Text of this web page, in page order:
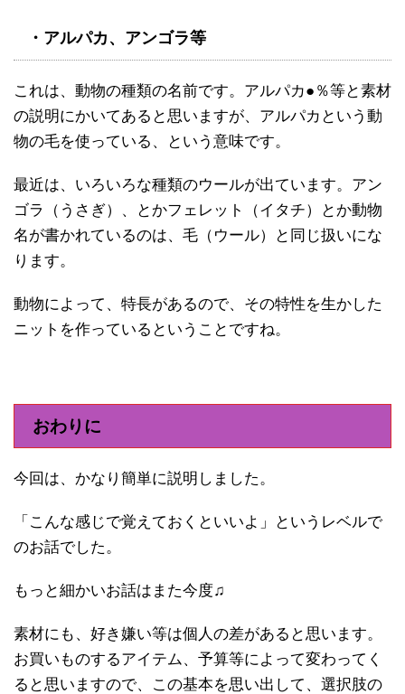
・アルパカ、アンゴラ等
これは、動物の種類の名前です。アルパカ●％等と素材
の説明にかいてあると思いますが、アルパカという動
物の毛を使っている、という意味です。
最近は、いろいろな種類のウールが出ています。アン
ゴラ（うさぎ）、とかフェレット（イタチ）とか動物
名が書かれているのは、毛（ウール）と同じ扱いにな
ります。
動物によって、特長があるので、その特性を生かした
ニットを作っているということですね。
おわりに
今回は、かなり簡単に説明しました。
「こんな感じで覚えておくといいよ」というレベルで
のお話でした。
もっと細かいお話はまた今度♫
素材にも、好き嫌い等は個人の差があると思います。
お買いものするアイテム、予算等によって変わってく
ると思いますので、この基本を思い出して、選択肢の